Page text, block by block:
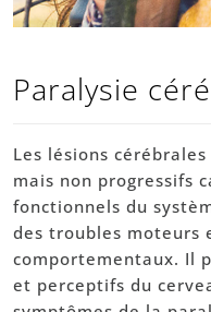
Paralysie
Les lésions
mais non progressifs
fonctionnels du
des troubles moteurs
comportementaux. Il
et perceptifs du